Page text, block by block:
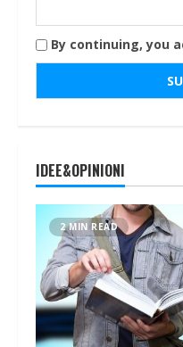
By continuing, you
IDEE&OPINIONI
2 MIN READ